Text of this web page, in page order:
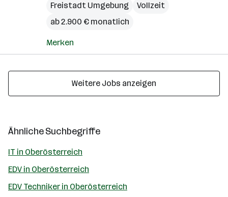
Freistadt Umgebung
Vollzeit
ab 2.900 € monatlich
Merken
Weitere Jobs anzeigen
Ähnliche Suchbegriffe
IT in Oberösterreich
EDV in Oberösterreich
EDV Techniker in Oberösterreich